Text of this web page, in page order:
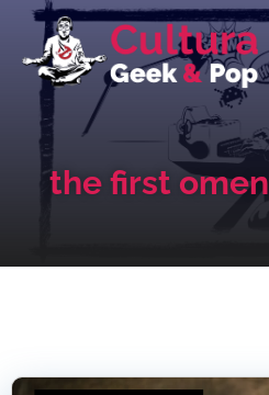
the first omen